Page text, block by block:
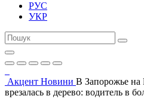
РУС
УКР
Акцент Новини В Запорожье на
врезалась в дерево: водитель в